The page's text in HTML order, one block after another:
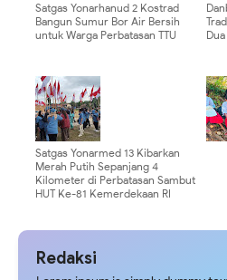
Satgas Yonarhanud 2 Kostrad
Bangun Sumur Bor Air Bersih
untuk Warga Perbatasan TTU
Satgas Yonarmed 13 Kibarkan
Merah Putih Sepanjang 4
Kilometer di Perbatasan Sambut
HUT Ke-81 Kemerdekaan RI
Redaksi